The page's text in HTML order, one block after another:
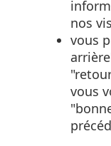
nos
vous
vous